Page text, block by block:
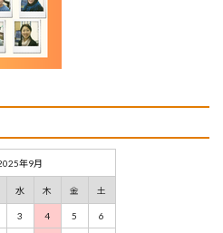
年9月
水 木 金 土
3 4 5 6